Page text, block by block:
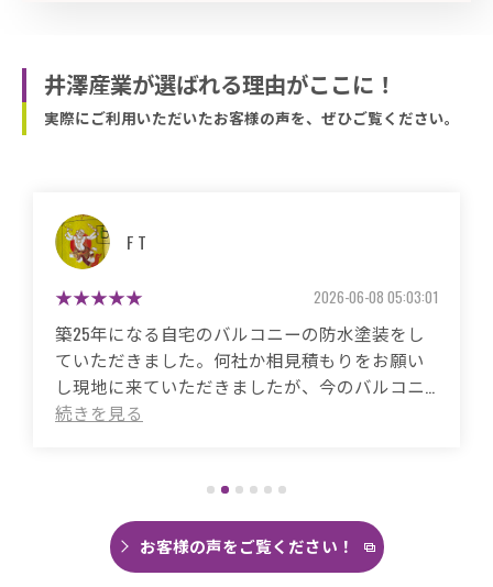
井澤産業が選ばれる理由がここに！
実際にご利用いただいたお客様の声を、ぜひご覧ください。
マサコ
2026-05-26 06:48:59
築50年の自宅、20年程前から雨漏りに悩まされ
ていました。
これまで3度天井から雨漏りしてその都度雨漏り
箇所は修繕してもらいましたがスッキリ直った
がなく雨の日は憂鬱で仕方ありませんでした。
今回は絶対に原因を特定して修繕してほしいと
思い毎日口コミを見て井澤産業さんにたどり着
くことができました。
お客様の声をご覧ください！